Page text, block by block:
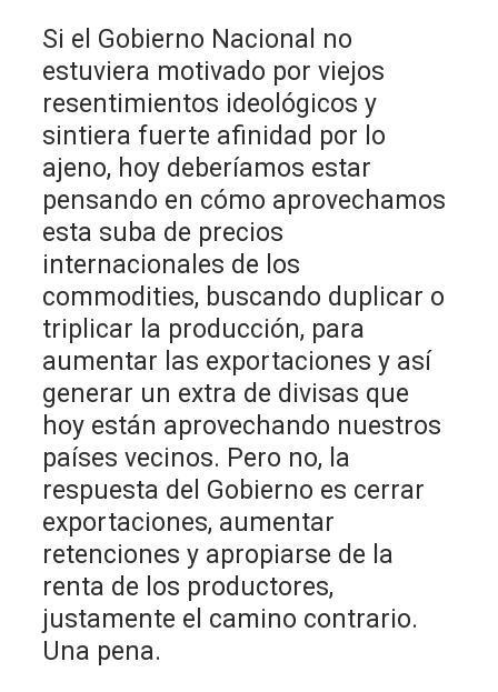
Si el Gobierno Nacional no
estuviera motivado por viejos
resentimientos ideológicos y
sintiera fuerte afinidad por lo
ajeno, hoy deberíamos estar
pensando en cómo aprovechamos
esta suba de precios
internacionales de los
commodities, buscando duplicar o
triplicar la producción, para
aumentar las exportaciones y así
generar un extra de divisas que
hoy están aprovechando nuestros
países vecinos. Pero no, la
respuesta del Gobierno es cerrar
exportaciones, aumentar
retenciones y apropiarse de la
renta de los productores,
justamente el camino contrario.
Una pena.